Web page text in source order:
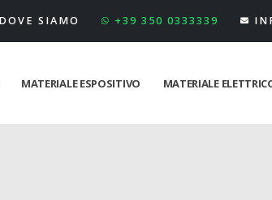
DOVE SIAMO +39 350 0333339
MATERIALE ESPOSITIVO MATERIALE